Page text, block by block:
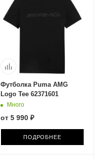
Футболка Puma AMG
Logo Tee 62371601
Много
от 5 990 ₽
ПОДРОБНЕЕ